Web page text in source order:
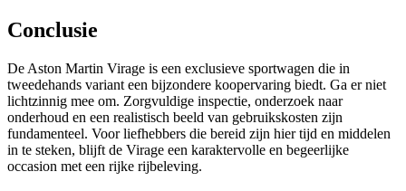
Conclusie
De Aston Martin Virage is een exclusieve sportwagen die in
tweedehands variant een bijzondere koopervaring biedt. Ga er niet
lichtzinnig mee om. Zorgvuldige inspectie, onderzoek naar
onderhoud en een realistisch beeld van gebruikskosten zijn
fundamenteel. Voor liefhebbers die bereid zijn hier tijd en middelen
in te steken, blijft de Virage een karaktervolle en begeerlijke
occasion met een rijke rijbeleving.